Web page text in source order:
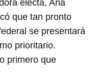
electa, Ana
que tan pronto
se presentará
prioritario.
primero que